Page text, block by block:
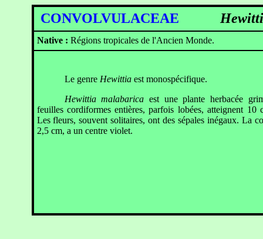
CONVOLVULACEAE
Native : Régions tropicales de l'Ancien
Le genre Hewittiaest monospécifique.
Hewittia malabarica est une plante herbacée
feuilles cordiformes entières, parfois lobées, atteignent 10
Les fleurs, souvent solitaires, ont des sépales inégaux. La
2,5 cm, a un centre violet.